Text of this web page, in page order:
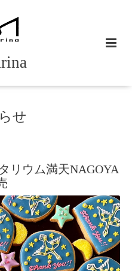
せ
リウム満天NAGOYA